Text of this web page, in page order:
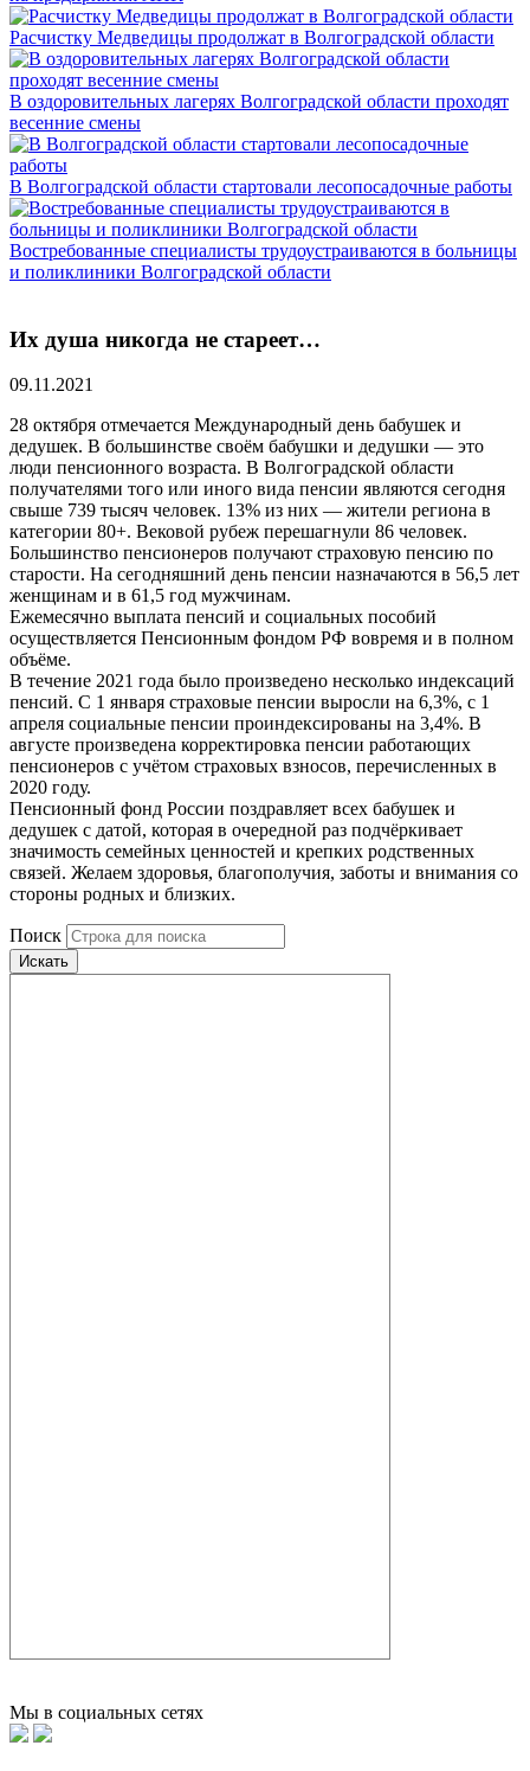
Расчистку Медведицы продолжат в Волгоградской области
В оздоровительных лагерях Волгоградской области проходят
весенние смены
В Волгоградской области стартовали лесопосадочные работы
Востребованные специалисты трудоустраиваются в больницы
и поликлиники Волгоградской области
Их душа никогда не стареет…
09.11.2021
28 октября отмечается Международный день бабушек и
дедушек. В большинстве своём бабушки и дедушки — это
люди пенсионного возраста. В Волгоградской области
получателями того или иного вида пенсии являются сегодня
свыше 739 тысяч человек. 13% из них — жители региона в
категории 80+. Вековой рубеж перешагнули 86 человек.
Большинство пенсионеров получают страховую пенсию по
старости. На сегодняшний день пенсии назначаются в 56,5 лет
женщинам и в 61,5 год мужчинам.
Ежемесячно выплата пенсий и социальных пособий
осуществляется Пенсионным фондом РФ вовремя и в полном
объёме.
В течение 2021 года было произведено несколько индексаций
пенсий. С 1 января страховые пенсии выросли на 6,3%, с 1
апреля социальные пенсии проиндексированы на 3,4%. В
августе произведена корректировка пенсии работающих
пенсионеров с учётом страховых взносов, перечисленных в
2020 году.
Пенсионный фонд России поздравляет всех бабушек и
дедушек с датой, которая в очередной раз подчёркивает
значимость семейных ценностей и крепких родственных
связей. Желаем здоровья, благополучия, заботы и внимания со
стороны родных и близких.
Поиск
Искать
Мы в социальных сетях